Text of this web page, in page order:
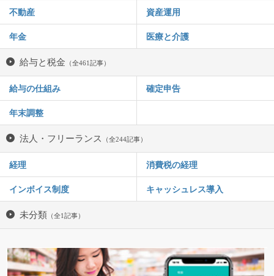
不動産 資産運用
年金 医療と介護
給与と税金 （全461記事）
給与の仕組み 確定申告
年末調整
法人・フリーランス （全244記事）
経理 消費税の経理
インボイス制度 キャッシュレス導入
未分類 （全1記事）